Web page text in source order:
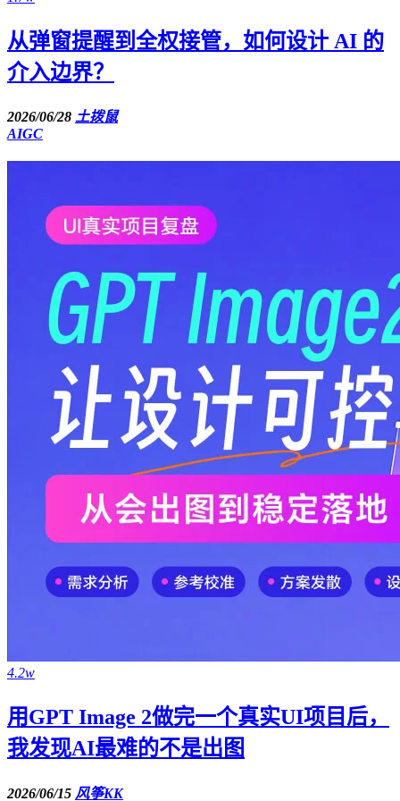
从弹窗提醒到全权接管，如何设计 AI 的
介入边界？
2026/06/28 土拨鼠
AIGC
4.2w
用GPT Image 2做完一个真实UI项目后，
我发现AI最难的不是出图
2026/06/15 风筝KK